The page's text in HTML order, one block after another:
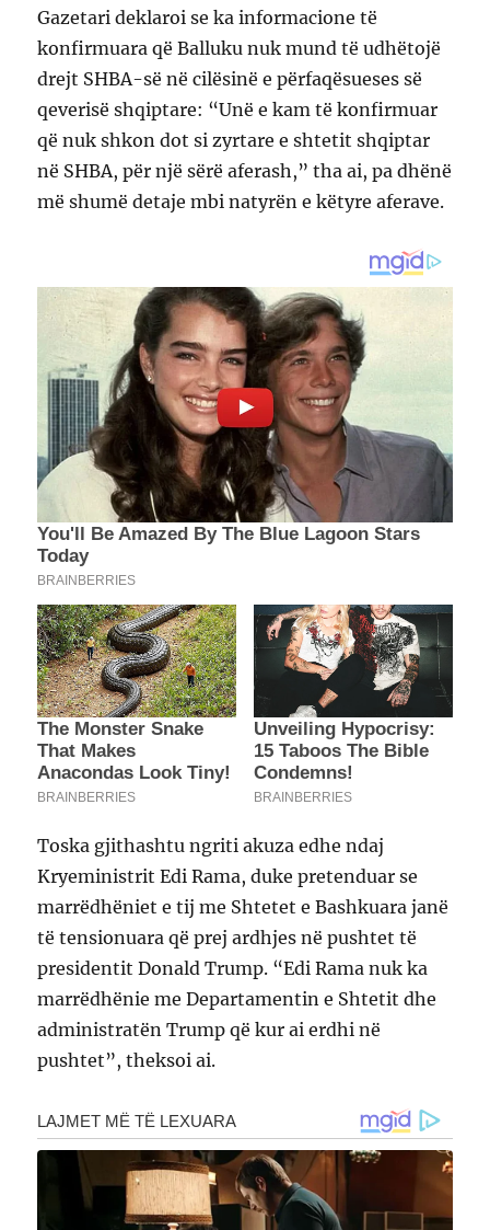
Gazetari deklaroi se ka informacione të
konfirmuara që Balluku nuk mund të udhëtojë
drejt SHBA-së në cilësinë e përfaqësueses së
qeverisë shqiptare: “Unë e kam të konfirmuar
që nuk shkon dot si zyrtare e shtetit shqiptar
në SHBA, për një sërë aferash,” tha ai, pa dhënë
më shumë detaje mbi natyrën e këtyre aferave.
Toska gjithashtu ngriti akuza edhe ndaj
Kryeministrit Edi Rama, duke pretenduar se
marrëdhëniet e tij me Shtetet e Bashkuara janë
të tensionuara që prej ardhjes në pushtet të
presidentit Donald Trump. “Edi Rama nuk ka
marrëdhënie me Departamentin e Shtetit dhe
administratën Trump që kur ai erdhi në
pushtet”, theksoi ai.